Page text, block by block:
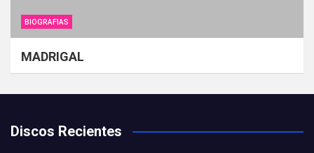
BIOGRAFIAS
MADRIGAL
Discos Recientes